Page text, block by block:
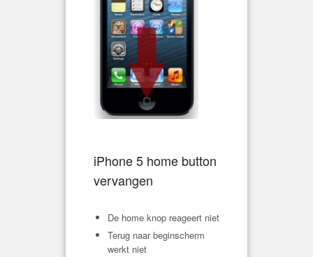
iPhone 5 home button
vervangen
De home knop reageert niet
Terug naar beginscherm
werkt niet